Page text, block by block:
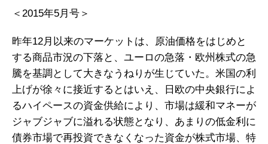
＜2015年5月号＞
昨年12月以来のマーケットは、原油価格をはじめと
する商品市況の下落と、ユーロの急落・欧州株式の急
騰を基調として大きなうねりが生じていた。米国の利
上げが徐々に接近するとはいえ、日欧の中央銀行によ
るハイペースの資金供給により、市場は緩和マネーが
ジャブジャブに溢れる状態となり、あまりの低金利に
債券市場で再投資できなくなった資金が株式市場、特